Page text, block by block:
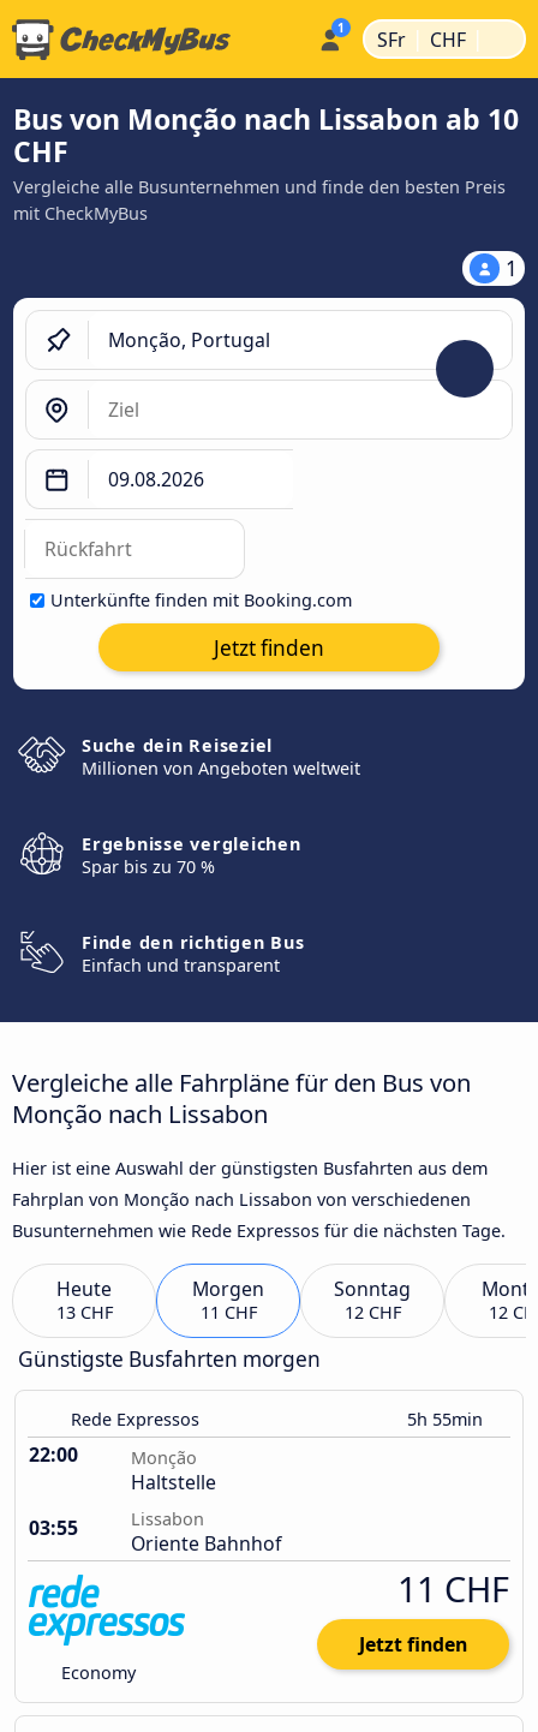
SFr | CHF |
Bus von Monção nach Lissabon ab 10
CHF
Vergleiche alle Busunternehmen und finde den besten Preis
mit CheckMyBus
1
Unterkünfte finden mit Booking.com
Jetzt finden
Suche dein Reiseziel
Millionen von Angeboten weltweit
Ergebnisse vergleichen
Spar bis zu 70 %
Finde den richtigen Bus
Einfach und transparent
Vergleiche alle Fahrpläne für den Bus von
Monção nach Lissabon
Hier ist eine Auswahl der günstigsten Busfahrten aus dem
Fahrplan von Monção nach Lissabon von verschiedenen
Busunternehmen wie Rede Expressos für die nächsten Tage.
Heute
13 CHF
Morgen
11 CHF
Sonntag
12 CHF 12
Günstigste Busfahrten morgen
Rede Expressos 5h 55min
22:00 Monção
Haltstelle
03:55
Lissabon
Oriente Bahnhof
Economy
11 CHF
Jetzt finden